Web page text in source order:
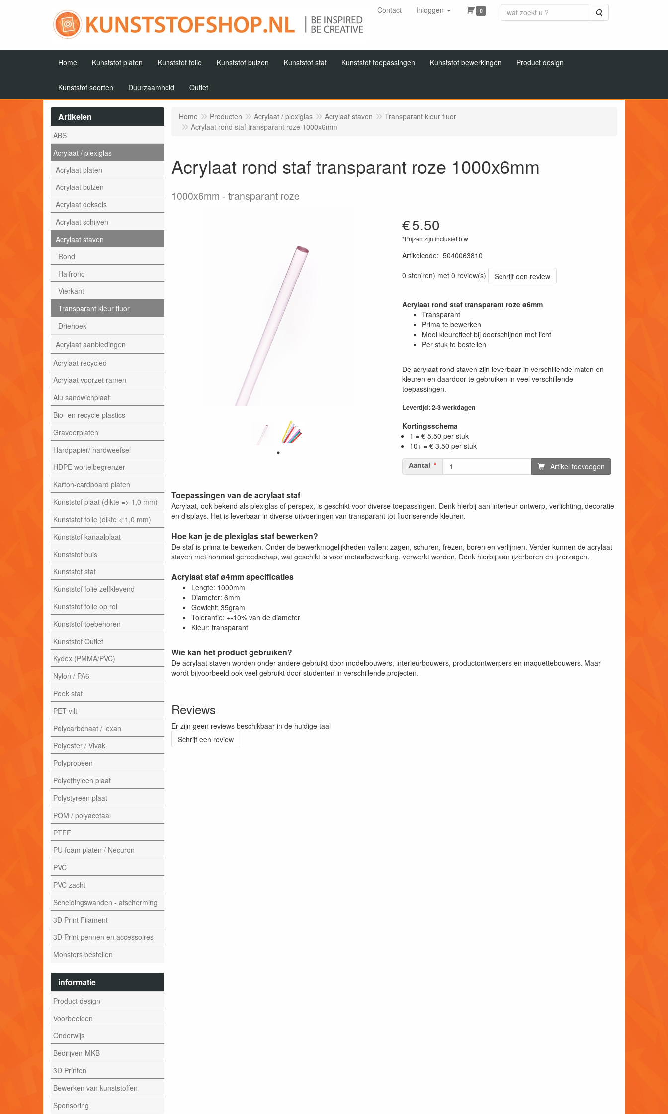
Contact Inloggen 0 Zoeken
Home Kunststof platen Kunststof folie Kunststof buizen Kunststof staf Kunststof toepassingen Kunststof bewerkingen Product design
Kunststof soorten Duurzaamheid Outlet
Artikelen
ABS
Acrylaat / plexiglas
Acrylaat platen
Acrylaat buizen
Acrylaat deksels
Acrylaat schijven
Acrylaat staven
Rond
Halfrond
Vierkant
Transparant kleur fluor
Driehoek
Acrylaat aanbiedingen
Acrylaat recycled
Acrylaat voorzet ramen
Alu sandwichplaat
Bio- en recycle plastics
Graveerplaten
Hardpapier/ hardweefsel
HDPE wortelbegrenzer
Karton-cardboard platen
Kunststof plaat (dikte => 1,0 mm)
Kunststof folie (dikte < 1,0 mm)
Kunststof kanaalplaat
Kunststof buis
Kunststof staf
Kunststof folie zelfklevend
Kunststof folie op rol
Kunststof toebehoren
Kunststof Outlet
Kydex (PMMA/PVC)
Nylon / PA6
Peek staf
PET-vilt
Polycarbonaat / lexan
Polyester / Vivak
Polypropeen
Polyethyleen plaat
Polystyreen plaat
POM / polyacetaal
PTFE
PU foam platen / Necuron
PVC
PVC zacht
Scheidingswanden - afscherming
3D Print Filament
3D Print pennen en accessoires
Monsters bestellen
informatie
Product design
Voorbeelden
Onderwijs
Bedrijven-MKB
3D Printen
Bewerken van kunststoffen
Sponsoring
Home Producten Acrylaat / plexiglas Acrylaat staven
Transparant kleur fluor
Acrylaat rond staf transparant roze 1000x6mm
Acrylaat rond staf transparant roze 1000x6mm
1000x6mm transparant roze
€5.50
*Prijzen zijn inclusief btw
Artikelcode: 5040063810
0 ster(ren) met 0 review(s)
Schrijf een review
Acrylaat rond staf transparant roze ø6mm
Transparant
Prima te bewerken
Mooi kleureffect bij doorschijnen met licht
Per stuk te bestellen
De acrylaat rond staven zijn leverbaar in verschillende maten en
kleuren en daardoor te gebruiken in veel verschillende
toepassingen.
Levertijd: 2-3 werkdagen
Kortingsschema
1 = € 5.50 per stuk
10+ = € 3.50 per stuk
Aantal
Artikel toevoegen
Toepassingen van de acrylaat staf
Acrylaat, ook bekend als plexiglas of perspex, is geschikt voor diverse toepassingen. Denk hierbij aan interieur ontwerp, verlichting, decoratie
en displays. Het is leverbaar in diverse uitvoeringen van transparant tot fluoriserende kleuren.
Hoe kan je de plexiglas staf bewerken?
De staf is prima te bewerken. Onder de bewerkmogelijkheden vallen: zagen, schuren, frezen, boren en verlijmen. Verder kunnen de acrylaat
staven met normaal gereedschap, wat geschikt is voor metaalbewerking, verwerkt worden. Denk hierbij aan ijzerboren en ijzerzagen.
Acrylaat staf ø4mm specificaties
Lengte: 1000mm
Diameter: 6mm
Gewicht: 35gram
Tolerantie: +-10% van de diameter
Kleur: transparant
Wie kan het product gebruiken?
De acrylaat staven worden onder andere gebruikt door modelbouwers, interieurbouwers, productontwerpers en maquettebouwers. Maar
wordt bijvoorbeeld ook veel gebruikt door studenten in verschillende projecten.
Reviews
Er zijn geen reviews beschikbaar in de huidige taal
Schrijf een review